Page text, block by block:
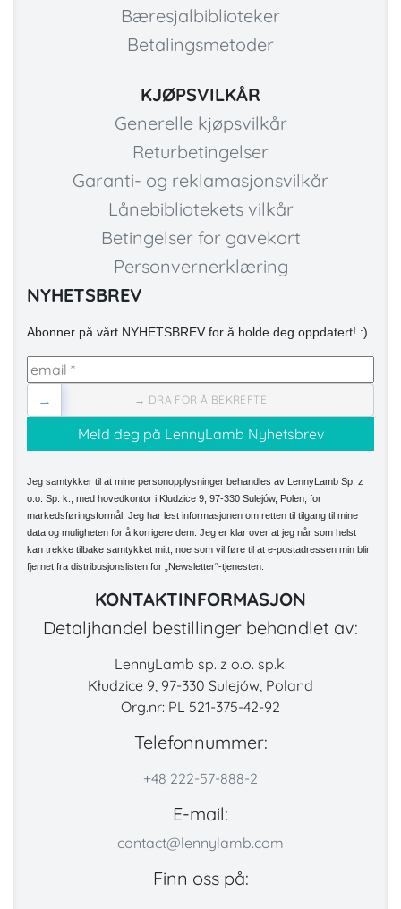
Bæresjalbiblioteker
Betalingsmetoder
KJØPSVILKÅR
Generelle kjøpsvilkår
Returbetingelser
Garanti- og reklamasjonsvilkår
Lånebibliotekets vilkår
Betingelser for gavekort
Personvernerklæring
NYHETSBREV
Abonner på vårt NYHETSBREV for å holde deg oppdatert! :)
→ DRA FOR Å BEKREFTE
→
Jeg samtykker til at mine personopplysninger behandles av LennyLamb Sp. z
o.o. Sp. k., med hovedkontor i Kłudzice 9, 97-330 Sulejów, Polen, for
markedsføringsformål. Jeg har lest informasjonen om retten til tilgang til mine
data og muligheten for å korrigere dem. Jeg er klar over at jeg når som helst
kan trekke tilbake samtykket mitt, noe som vil føre til at e-postadressen min blir
fjernet fra distribusjonslisten for „Newsletter“-tjenesten.
KONTAKTINFORMASJON
Detaljhandel bestillinger behandlet av:
LennyLamb sp. z o.o. sp.k.
Kłudzice 9, 97-330 Sulejów, Poland
Org.nr: PL 521-375-42-92
Telefonnummer:
+48 222-57-888-2
E-mail:
contact@lennylamb.com
Finn oss på: